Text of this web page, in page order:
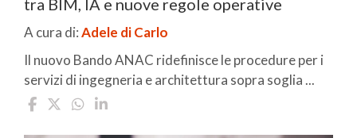
tra BIM, IA e nuove regole operative
A cura di:Adele di Carlo
Il nuovo Bando ANAC ridefinisce le procedure per i
servizi di ingegneria e architettura sopra soglia ...